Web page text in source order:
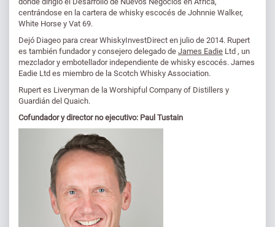
centrándose en la cartera de whisky escocés de Johnnie Walker,
White Horse y Vat 69.
Dejó Diageo para crear WhiskyInvestDirect en julio de 2014. Rupert
es también fundador y consejero delegado deJames Eadie Ltd , un
mezclador y embotellador independiente de whisky escocés. James
Eadie Ltd es miembro de la Scotch Whisky Association.
Rupert es Liveryman de la Worshipful Company of Distillers y
Guardián del Quaich.
Cofundador y director no ejecutivo: Paul Tustain